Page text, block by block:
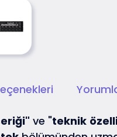
ve "teknik